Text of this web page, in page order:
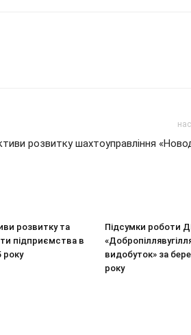
розвитку шахтоуправління
розвитку та
підприємства в
року
Підсумки роботи
видобуток» за
року